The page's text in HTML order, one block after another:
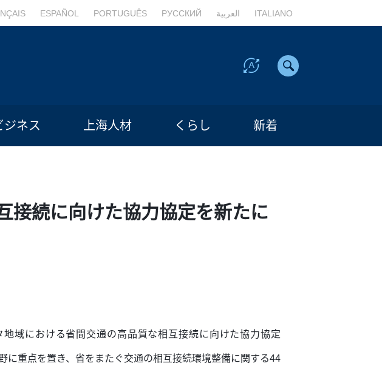
ESPAÑOL PORTUGUÊS РУССКИЙ العربية ITALIANO
ジネス 上海人材 くらし 新着
接続に向けた協力協定を新たに
域における省間交通の高品質な相互接続に向けた協力協定
に重点を置き、省をまたぐ交通の相互接続環境整備に関する44